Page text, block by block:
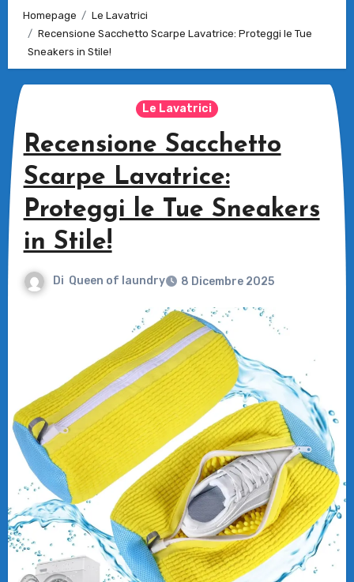
Homepage
Le Lavatrici
Recensione Sacchetto Scarpe Lavatrice: Proteggi le Tue
Sneakers in Stile!
Le Lavatrici
Recensione Sacchetto
Scarpe Lavatrice:
Proteggi le Tue Sneakers
in Stile!
Di Queen of laundry 8 Dicembre 2025